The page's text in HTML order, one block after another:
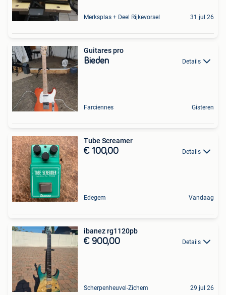
Merksplas + Deel Rijkevorsel 31 jul 26
Guitares pro
Bieden Details
Farciennes Gisteren
Tube Screamer
€ 100,00 Details
Edegem Vandaag
ibanez rg1120pb
€ 900,00 Details
Scherpenheuvel-Zichem 29 jul 26